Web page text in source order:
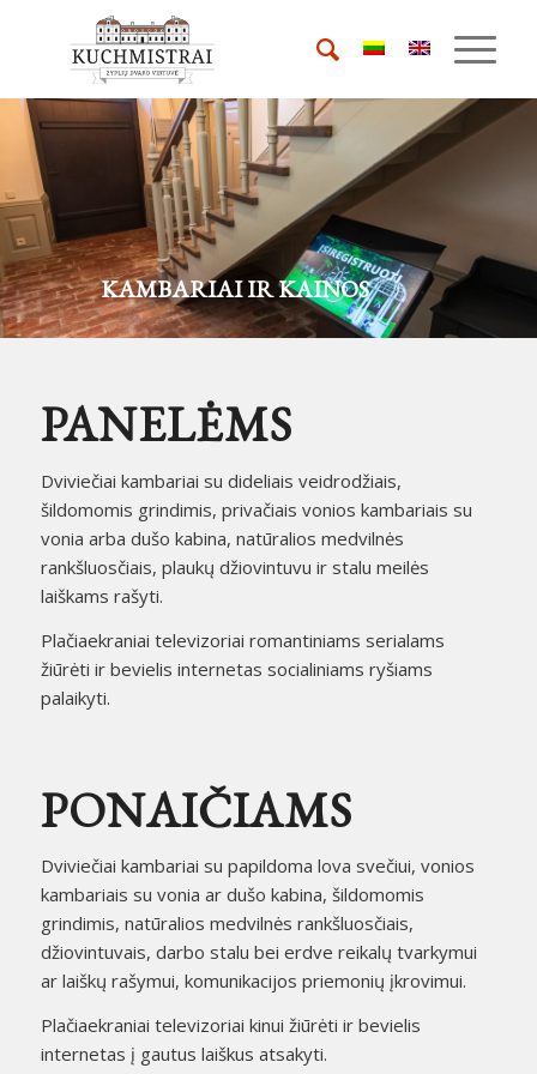
KAMBARIAI IR KAINOS
PANELĖMS
Dviviečiai kambariai su dideliais veidrodžiais,
šildomomis grindimis, privačiais vonios kambariais su
vonia arba dušo kabina, natūralios medvilnės
rankšluosčiais, plaukų džiovintuvu ir stalu meilės
laiškams rašyti.
Plačiaekraniai televizoriai romantiniams serialams
žiūrėti ir bevielis internetas socialiniams ryšiams
palaikyti.
PONAIČIAMS
Dviviečiai kambariai su papildoma lova svečiui, vonios
kambariais su vonia ar dušo kabina, šildomomis
grindimis, natūralios medvilnės rankšluosčiais,
džiovintuvais, darbo stalu bei erdve reikalų tvarkymui
ar laiškų rašymui, komunikacijos priemonių įkrovimui.
Plačiaekraniai televizoriai kinui žiūrėti ir bevielis
internetas į gautus laiškus atsakyti.